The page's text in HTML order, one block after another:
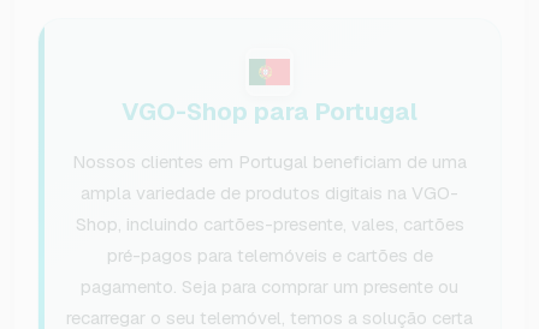
VGO-Shop para Portugal
Nossos clientes em Portugal beneficiam de uma
ampla variedade de produtos digitais na VGO-
Shop, incluindo cartões-presente, vales, cartões
pré-pagos para telemóveis e cartões de
pagamento. Seja para comprar um presente ou
recarregar o seu telemóvel, temos a solução certa